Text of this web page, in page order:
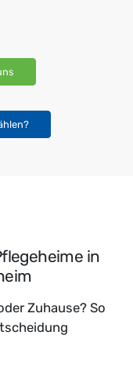
in
Zuhause? So